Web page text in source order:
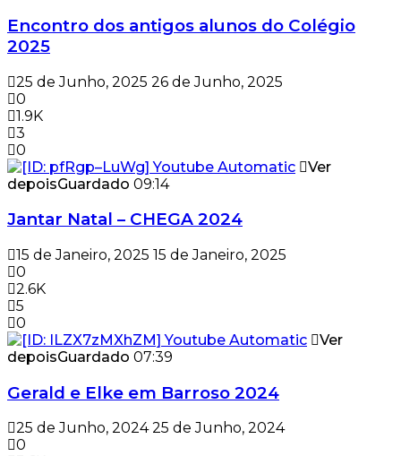
Encontro dos antigos alunos do Colégio
2025
25 de Junho, 2025 26 de Junho, 2025
0
1.9K
3
0
Ver
depoisGuardado 09:14
Jantar Natal – CHEGA 2024
15 de Janeiro, 2025 15 de Janeiro, 2025
0
2.6K
5
0
Ver
depoisGuardado 07:39
Gerald e Elke em Barroso 2024
25 de Junho, 2024 25 de Junho, 2024
0